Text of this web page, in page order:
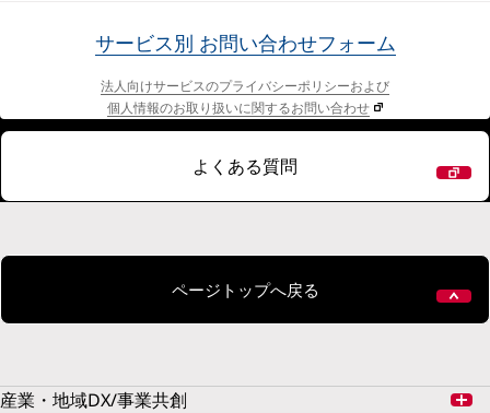
サービス別 お問い合わせフォーム
法人向けサービスのプライバシーポリシーおよび
個人情報のお取り扱いに関するお問い合わせ
よくある質問
ページトップへ戻る
産業・地域DX/事業共創